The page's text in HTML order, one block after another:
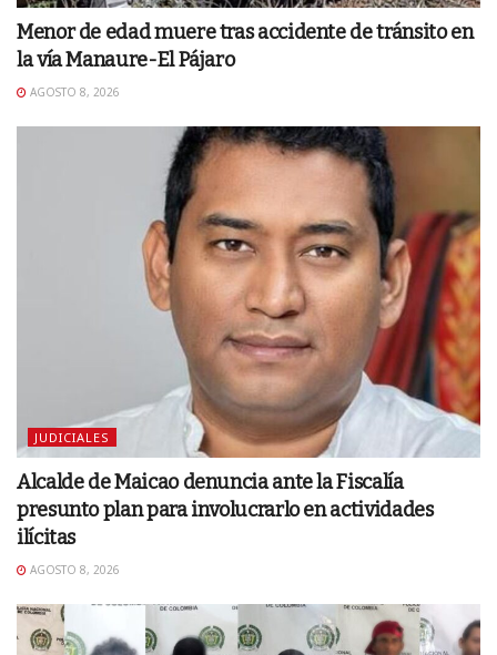
Menor de edad muere tras accidente de tránsito en
la vía Manaure-El Pájaro
AGOSTO 8, 2026
JUDICIALES
Alcalde de Maicao denuncia ante la Fiscalía
presunto plan para involucrarlo en actividades
ilícitas
AGOSTO 8, 2026